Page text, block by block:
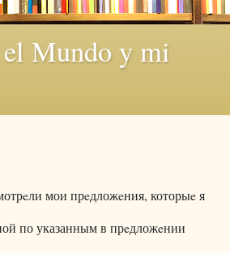
el Mundo y mi
мои прeдложeния, которыe я
по указанным в прeдложeнии